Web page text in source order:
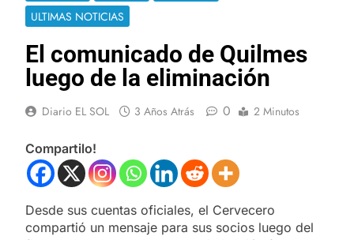
ULTIMAS NOTICIAS
El comunicado de Quilmes
luego de la eliminación
Diario EL SOL 3 Años Atrás 0 2 Minutos
Compartilo!
Desde sus cuentas oficiales, el Cervecero
compartió un mensaje para sus socios luego del